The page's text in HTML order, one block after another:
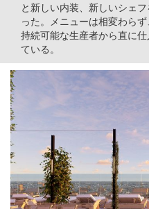
と新しい内装、新しいシェ
った。メニューは相変わら
持続可能な生産者から直に
ている。